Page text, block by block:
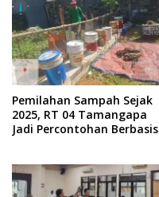
Pemilahan Sampah Sejak
2025, RT 04 Tamangapa
Jadi Percontohan Berbasis